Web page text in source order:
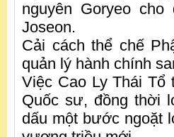
nguyên Goryeo
Joseon.
Cải cách thể chế
quản lý hành chính
Việc Cao Ly Thái
Quốc sư, đồng thời
dấu một bước ngoặt